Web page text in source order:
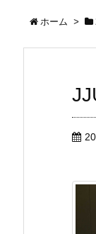
ホーム >